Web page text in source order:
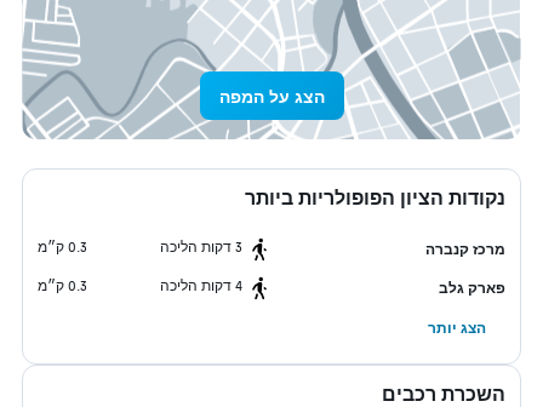
הצג על המפה
נקודות הציון הפופולריות ביותר
מרכז קנברה 3 דקות הליכה 0.3 ק״מ
פארק גלב 4 דקות הליכה 0.3 ק״מ
הצג יותר
השכרת רכבים